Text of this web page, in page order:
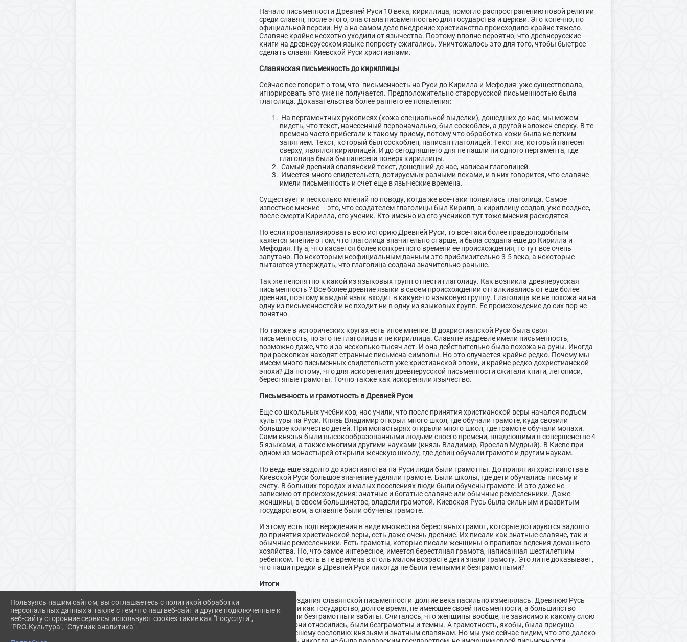
Начало письменности Древней Руси 10 века, кириллица, помогло распространению новой религии
среди славян, после этого, она стала письменностью для государства и церкви. Это конечно, по
официальной версии. Ну а на самом деле внедрение христианства происходило крайне тяжело.
Славяне крайне неохотно уходили от язычества. Поэтому вполне вероятно, что древнерусские
книги на древнерусском языке попросту сжигались. Уничтожалось это для того, чтобы быстрее
сделать славян Киевской Руси христианами.
Славянская письменность до кириллицы
Сейчас все говорит о том, что письменность на Руси до Кирилла и Мефодия уже существовала,
игнорировать это уже не получается. Предположительно старорусской письменностью была
глаголица. Доказательства более раннего ее появления:
На пергаментных рукописях (кожа специальной выделки), дошедших до нас, мы можем
видеть, что текст, нанесенный первоначально, был соскоблен, а другой наложен сверху. В те
времена часто прибегали к такому приему, потому что обработка кожи была не легким
занятием. Текст, который был соскоблен, написан глаголицей. Текст же, который нанесен
сверху, являлся кириллицей. И до сегодняшнего дня не нашли ни одного пергамента, где
глаголица была бы нанесена поверх кириллицы.
Самый древний славянский текст, дошедший до нас, написан глаголицей.
Имеется много свидетельств, дотируемых разными веками, и в них говорится, что славяне
имели письменность и счет еще в языческие времена.
Существует и несколько мнений по поводу, когда же все-таки появилась глаголица. Самое
известное мнение – это, что создателем глаголицы был Кирилл, а кириллицу создал, уже позднее,
после смерти Кирилла, его ученик. Кто именно из его учеников тут тоже мнения расходятся.
Но если проанализировать всю историю Древней Руси, то все-таки более правдоподобным
кажется мнение о том, что глаголица значительно старше, и была создана еще до Кирилла и
Мефодия. Ну а, что касается более конкретного времени ее происхождения, то тут все очень
запутано. По некоторым неофициальным данным это приблизительно 3-5 века, а некоторые
пытаются утверждать, что глаголица создана значительно раньше.
Так же непонятно к какой из языковых групп отнести глаголицу. Как возникла древнерусская
письменность ? Все более древние языки в своем происхождении отталкивались от еще более
древних, поэтому каждый язык входит в какую-то языковую группу. Глаголица же не похожа ни на
одну из письменностей и не входит ни в одну из языковых групп. Ее происхождение до сих пор не
понятно.
Но также в исторических кругах есть иное мнение. В дохристианской Руси была своя
письменность, но это не глаголица и не кириллица. Славяне издревле имели письменность,
возможно даже, что и за несколько тысяч лет. И она действительно была похожа на руны. Иногда
при раскопках находят странные письмена-символы. Но это случается крайне редко. Почему мы
имеем много письменных свидетельств уже христианской эпохи, и крайне редко дохристианской
эпохи? Да потому, что для искоренения древнерусской письменности сжигали книги, летописи,
берестяные грамоты. Точно также как искореняли язычество.
Письменность и грамотность в Древней Руси
Еще со школьных учебников, нас учили, что после принятия христианской веры начался подъем
культуры на Руси. Князь Владимир открыл много школ, где обучали грамоте, куда свозили
большое количество детей. При монастырях открыли много школ, где грамоте обучали монахи.
Сами князья были высокообразованными людьми своего времени, владеющими в совершенстве 4-
5 языками, а также многими другими науками (князь Владимир, Ярослав Мудрый). В Киеве при
одном из монастырей открыли женскую школу, где девиц обучали грамоте и другим наукам.
Но ведь еще задолго до христианства на Руси люди были грамотны. До принятия христианства в
Киевской Руси большое значение уделяли грамоте. Были школы, где дети обучались письму и
счету. В больших городах и малых поселениях люди были обучены грамоте. И это даже не
зависимо от происхождения: знатные и богатые славяне или обычные ремесленники. Даже
женщины, в своем большинстве, владели грамотой. Киевская Русь была сильным и развитым
государством, а славяне были обучены грамоте.
И этому есть подтверждения в виде множества берестяных грамот, которые дотируются задолго
до принятия христианской веры, есть даже очень древние. Их писали как знатные славяне, так и
обычные ремесленники. Есть грамоты, которые писали женщины о правилах ведения домашнего
хозяйства. Но, что самое интересное, имеется берестяная грамота, написанная шестилетним
ребенком. То есть в те времена в столь малом возрасте дети знали грамоту. Это ли не доказывает,
что наши предки в Древней Руси никогда не были темными и безграмотными?
Итоги
История создания славянской письменности долгие века насильно изменялась. Древнюю Русь
показывали как государство, долгое время, не имеющее своей письменности, а большинство
славян были безграмотны и забиты. Считалось, что женщины вообще, не зависимо к какому слою
общества они относились, были безграмотны и темны. А грамотность, якобы, была присуща
только высшему сословию: князьям и знатным славянам. Но мы уже сейчас видим, что это далеко
Пользуясь нашим сайтом, вы соглашаетесь с политикой обработки
персональных данных а также с тем что наш веб-сайт и другие подключенные к
веб-сайту сторонние сервисы используют cookies такие как "Госуслуги",
"PRO.Культура", "Спутник аналитика".